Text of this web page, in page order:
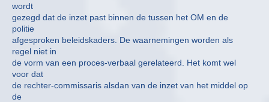
wordt
gezegd dat de inzet past binnen de tussen het OM en de
politie
afgesproken beleidskaders. De waarnemingen worden als
regel niet in
de vorm van een proces-verbaal gerelateerd. Het komt wel
voor dat
de rechter-commissaris alsdan van de inzet van het middel op
de